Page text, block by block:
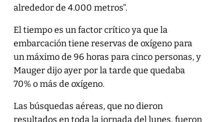
alrededor de 4.000 metros”.
El tiempo es un factor crítico ya que la
embarcación tiene reservas de oxígeno para
un máximo de 96 horas para cinco personas, y
Mauger dijo ayer por la tarde que quedaba
70% o más de oxígeno.
Las búsquedas aéreas, que no dieron
resultados en toda la jornada del lunes, fueron